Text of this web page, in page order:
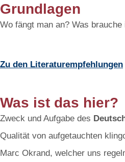
Grundlagen
Wo fängt man an? Was
Zu den Literaturempfehlungen
Was ist das hier?
Zweck und Aufgabe des
Qualität von aufgetauchten
Marc Okrand, welcher uns